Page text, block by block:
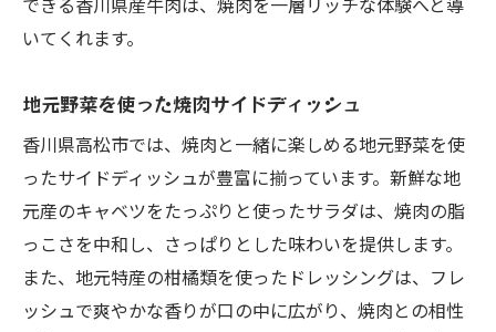
できる香川県産牛肉は、焼肉を一層リッチな体験へと導
いてくれます。
地元野菜を使った焼肉サイドディッシュ
香川県高松市では、焼肉と一緒に楽しめる地元野菜を使
ったサイドディッシュが豊富に揃っています。新鮮な地
元産のキャベツをたっぷりと使ったサラダは、焼肉の脂
っこさを中和し、さっぱりとした味わいを提供します。
また、地元特産の柑橘類を使ったドレッシングは、フレ
ッシュで爽やかな香りが口の中に広がり、焼肉との相性